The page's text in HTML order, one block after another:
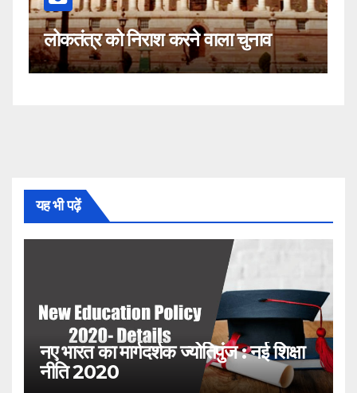
कहीं यह सीजेआई के खिलाफ साजिश तो
नहीं!
यह भी पढ़ें
नए भारत का मार्गदर्शक ज्योतिपुंज : नई शिक्षा
नीति 2020